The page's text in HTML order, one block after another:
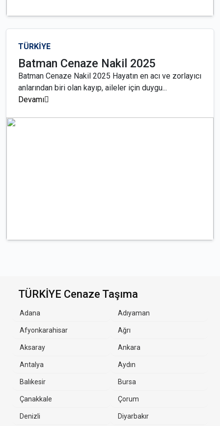
TÜRKİYE
Batman Cenaze Nakil 2025
Batman Cenaze Nakil 2025 Hayatın en acı ve zorlayıcı
anlarından biri olan kayıp, aileler için duygu...
Devamı
TÜRKİYE Cenaze Taşıma
Adana Adıyaman
Afyonkarahisar Ağrı
Aksaray Ankara
Antalya Aydın
Balıkesir Bursa
Çanakkale Çorum
Denizli Diyarbakır